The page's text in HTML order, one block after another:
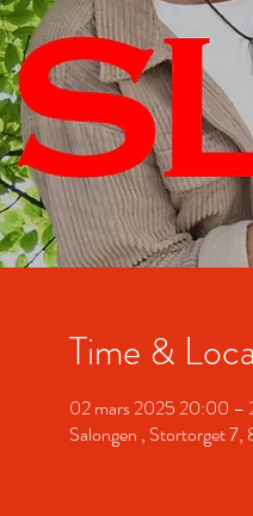
Time &
02 mars 2025 20:00 –
Salongen , Stortorget 7,